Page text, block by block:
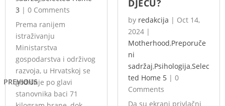
PREVIOUS
3 | 0 Comments
Prema ranijem
istraživanju
Ministarstva
gospodarstva i održivog
razvoja, u Hrvatskoj se
godišnje po glavi
stanovnika baci 71
DJECU?
by redakcija | Oct 14,
2024 |
Motherhood,Preporuče
ni
sadržaj,Psihologija,Selec
ted Home 5 | 0
Comments
Da su ekrani privlačni